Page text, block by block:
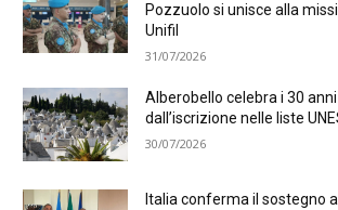
Pozzuolo si unisce alla
Unifil
31/07/2026
Alberobello celebra i 30 anni
dall’iscrizione nelle liste
30/07/2026
Italia conferma il sostegno al